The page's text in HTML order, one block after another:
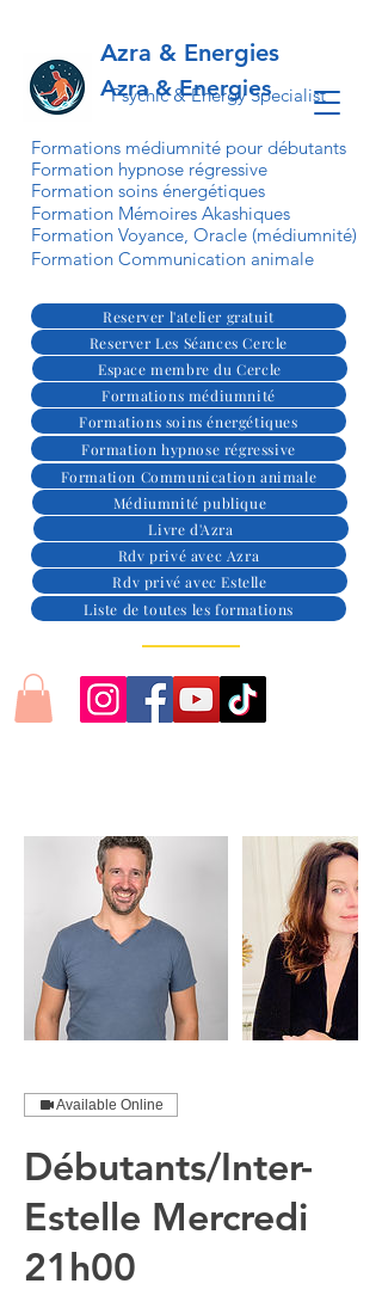
Azra & Energies
Psychic & Energy Specialist
Azra & Energies
Formations médiumnité pour débutants
Formation soins énergétiques
Reserver l'atelier gratuit
Reserver Les Séances Cercle
Espace membre du Cercle
Formation hypnose régressive
Formations médiumnité
Formations soins énergétiques
Formation hypnose régressive
Médiumnité publique
Livre d'Azra
Rdv privé avec Azra
Rdv privé avec Estelle
Formation Mémoires Akashiques
Formation Voyance, Oracle (médiumnité)
Formation Communication animale
Formation Communication animale
Liste de toutes les formations
Available Online
Débutants/Inter-
Estelle Mercredi
21h00